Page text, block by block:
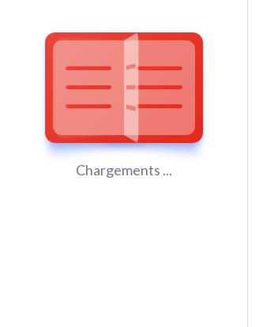
Chargements ...